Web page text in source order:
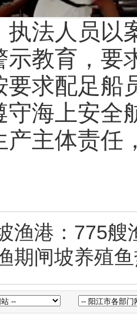
人员以
示教育，要
要求配足船
守海上安全
产主体责任
渔港：775
期闸坡养殖